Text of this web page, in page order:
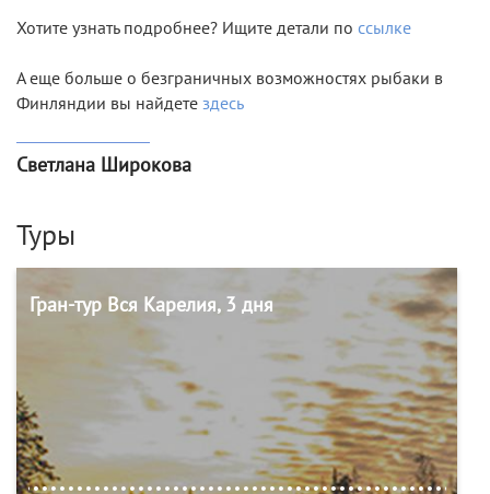
Хотите узнать подробнее? Ищите детали по ссылке
А еще больше о безграничных возможностях рыбаки в
Финляндии вы найдете здесь
Светлана Широкова
Туры
Гран-тур Вся Карелия, 3 дня